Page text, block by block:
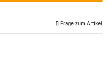
Frage zum Artikel